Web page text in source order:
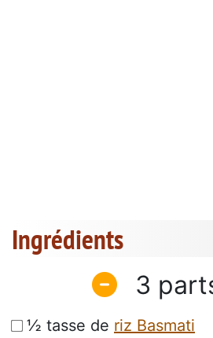
Ingrédients
3
½ tasse de riz Basmati